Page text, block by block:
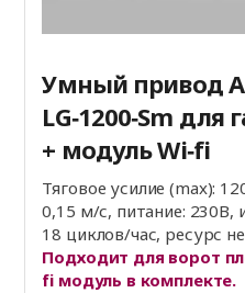
Умный привод
LG‑1200‑Sm
+ модуль Wi‑fi
Тяговое усилие (max):
0,15 м/с, питание: 230В,
18 циклов/час, ресурс
Подходит для ворот
fi модуль в комплекте.